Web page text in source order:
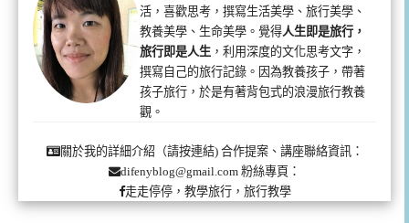
活，喜歡思考，撰寫生活美學、旅行美學、
教養美學、生命美學。覺得人生即是旅行，
旅行即是人生 ，利用深度的文化思考文字，
撰寫自己的旅行記錄。因為教養孩子，帶著
孩子旅行，於是有著背包式的浪漫旅行教養
觀。
關於我的詳細介紹（請按連結)合作提案、講座聯絡資訊：
difenyblog@gmail.com 粉絲專頁：
走走停停，教學旅行，旅行教學